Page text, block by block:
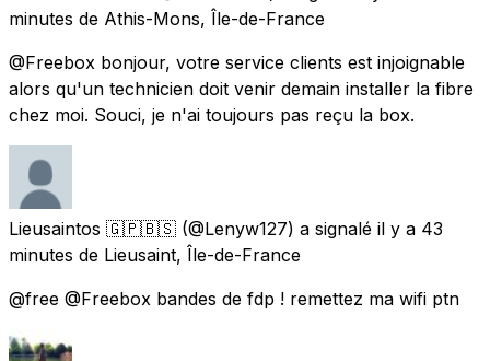
minutes de Athis-Mons, Île-de-France
@Freebox bonjour, votre service clients est injoignable
alors qu'un technicien doit venir demain installer la fibre
chez moi. Souci, je n'ai toujours pas reçu la box.
Lieusaintos 🇬🇵🇧🇸 (@Lenyw127) a signalé il y a 43
minutes de Lieusaint, Île-de-France
@free @Freebox bandes de fdp ! remettez ma wifi ptn